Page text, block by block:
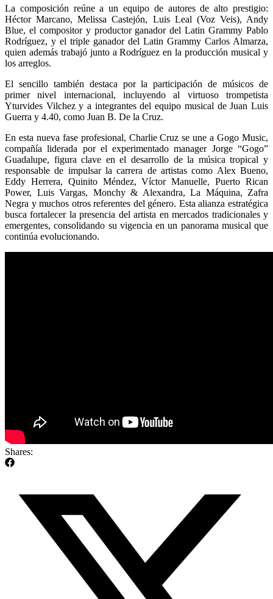
La composición reúne a un equipo de autores de alto prestigio:
Héctor Marcano, Melissa Castejón, Luis Leal (Voz Veis), Andy
Blue, el compositor y productor ganador del Latin Grammy Pablo
Rodríguez, y el triple ganador del Latin Grammy Carlos Almarza,
quien además trabajó junto a Rodríguez en la producción musical y
los arreglos.
El sencillo también destaca por la participación de músicos de
primer nivel internacional, incluyendo al virtuoso trompetista
Yturvides Vilchez y a integrantes del equipo musical de Juan Luis
Guerra y 4.40, como Juan B. De la Cruz.
En esta nueva fase profesional, Charlie Cruz se une a Gogo Music,
compañía liderada por el experimentado manager Jorge “Gogo”
Guadalupe, figura clave en el desarrollo de la música tropical y
responsable de impulsar la carrera de artistas como Alex Bueno,
Eddy Herrera, Quinito Méndez, Víctor Manuelle, Puerto Rican
Power, Luis Vargas, Monchy & Alexandra, La Máquina, Zafra
Negra y muchos otros referentes del género. Esta alianza estratégica
busca fortalecer la presencia del artista en mercados tradicionales y
emergentes, consolidando su vigencia en un panorama musical que
continúa evolucionando.
Shares: